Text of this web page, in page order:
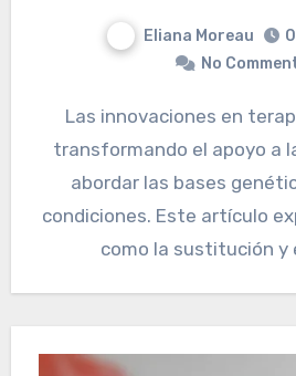
Eliana Moreau
No
Las innovaciones en terapia génica están
transformando el apoyo a
abordar las bases
condiciones. Este artículo
como la sustitución y